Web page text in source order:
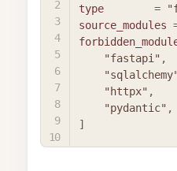
type
=
source_modules
"fastapi" ,
"httpx" ,
"pydantic" ,
]